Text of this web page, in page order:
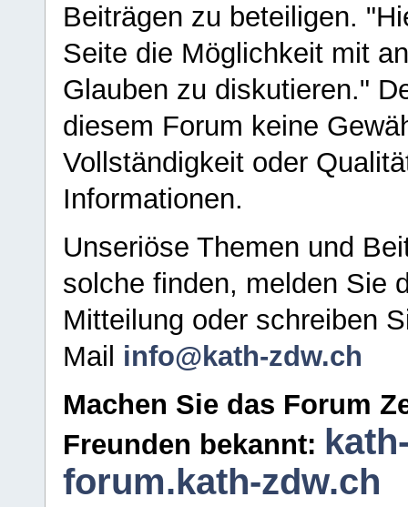
Beiträgen zu beteiligen.
Seite die Möglichkeit mit
Glauben zu diskutieren."
diesem Forum keine
Vollständigkeit oder
Informationen.
Unseriöse Themen und
solche finden, melden Sie
Mitteilung oder schreiben
Mail info@kath-zdw.ch
Machen Sie das Forum
Freunden bekannt:
forum.kath-zdw.ch